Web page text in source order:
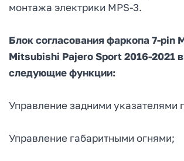
монтажа электрики MPS-3.
Блок согласования фаркопа 7-pin
Mitsubishi Pajero Sport 2016-2021
следующие функции:
Управление задними указателями
Управление габаритными огнями;